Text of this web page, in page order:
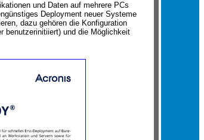
und Daten auf mehrere PCs
Deployment neuer Systeme
dazu gehören die Konfiguration
benutzerinitiiert) und die Möglichkeit